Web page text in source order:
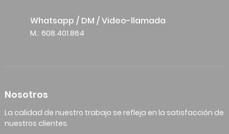
Whatsapp / DM / Video-llamada
M.: 608.401.864
Nosotros
La calidad de nuestro trabajo se refleja en la satisfacción de
nuestros clientes.